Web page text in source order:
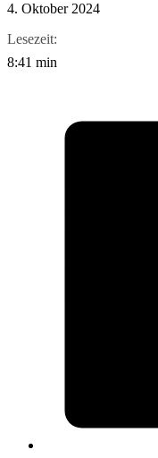
4. Oktober 2024
Lesezeit:
8:41 min